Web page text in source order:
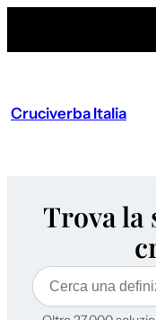
Cruciverba Italia
Trova la
Cerca